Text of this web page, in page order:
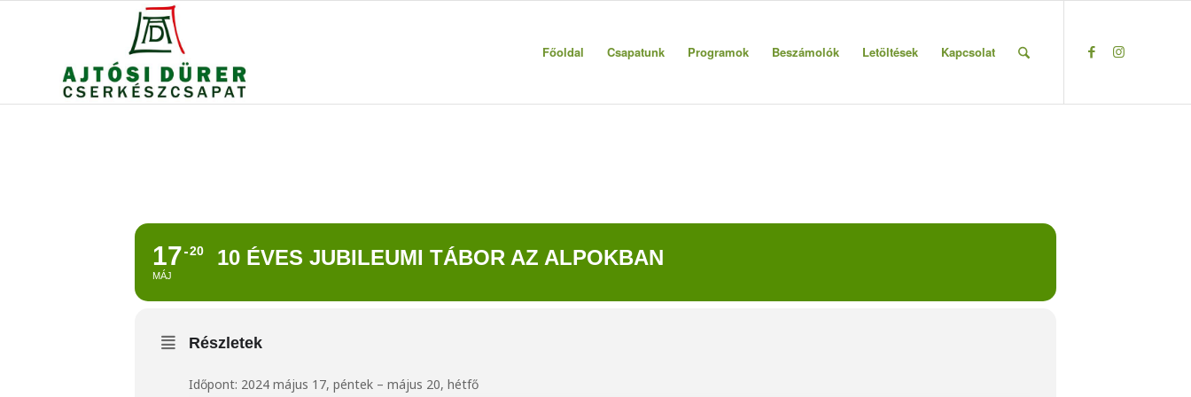
Főoldal Csapatunk Programok Beszámolók Letöltések Kapcsolat
17
MÁJ
20 10 ÉVES JUBILEUMI TÁBOR AZ ALPOKBAN
Részletek
Időpont: 2024 május 17, péntek – május 20, hétfő